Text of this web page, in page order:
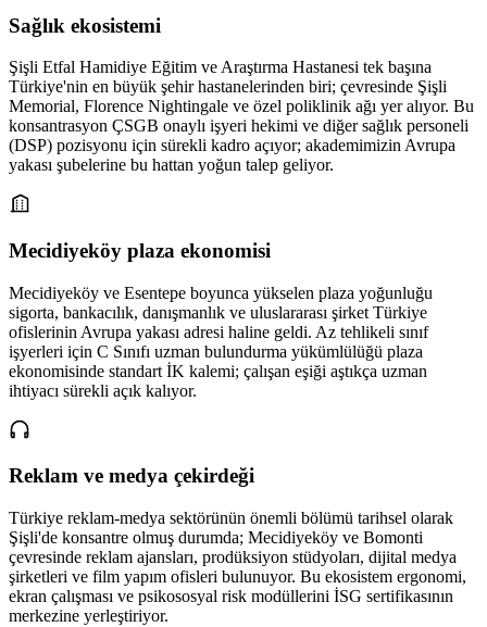
Sağlık ekosistemi
Şişli Etfal Hamidiye Eğitim ve Araştırma Hastanesi tek başına
Türkiye'nin en büyük şehir hastanelerinden biri; çevresinde Şişli
Memorial, Florence Nightingale ve özel poliklinik ağı yer alıyor. Bu
konsantrasyon ÇSGB onaylı işyeri hekimi ve diğer sağlık personeli
(DSP) pozisyonu için sürekli kadro açıyor; akademimizin Avrupa
yakası şubelerine bu hattan yoğun talep geliyor.
Mecidiyeköy plaza ekonomisi
Mecidiyeköy ve Esentepe boyunca yükselen plaza yoğunluğu
sigorta, bankacılık, danışmanlık ve uluslararası şirket Türkiye
ofislerinin Avrupa yakası adresi haline geldi. Az tehlikeli sınıf
işyerleri için C Sınıfı uzman bulundurma yükümlülüğü plaza
ekonomisinde standart İK kalemi; çalışan eşiği aştıkça uzman
ihtiyacı sürekli açık kalıyor.
Reklam ve medya çekirdeği
Türkiye reklam-medya sektörünün önemli bölümü tarihsel olarak
Şişli'de konsantre olmuş durumda; Mecidiyeköy ve Bomonti
çevresinde reklam ajansları, prodüksiyon stüdyoları, dijital medya
şirketleri ve film yapım ofisleri bulunuyor. Bu ekosistem ergonomi,
ekran çalışması ve psikososyal risk modüllerini İSG sertifikasının
merkezine yerleştiriyor.